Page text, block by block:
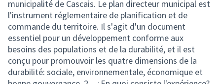
municipalité de Cascais. Le plan directeur municipal est
l'instrument réglementaire de planification et de
commande du territoire. Il s'agit d'un document
essentiel pour un développement conforme aux
besoins des populations et de la durabilité, et il est
conçu pour promouvoir les quatre dimensions de la
durabilité: sociale, environnementale, économique et